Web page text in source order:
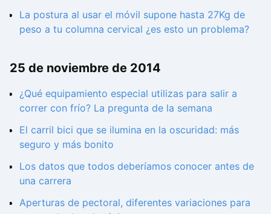
La postura al usar el móvil supone hasta 27Kg de
peso a tu columna cervical ¿es esto un problema?
25 de noviembre de 2014
¿Qué equipamiento especial utilizas para salir a
correr con frío? La pregunta de la semana
El carril bici que se ilumina en la oscuridad: más
seguro y más bonito
Los datos que todos deberíamos conocer antes de
una carrera
Aperturas de pectoral, diferentes variaciones para